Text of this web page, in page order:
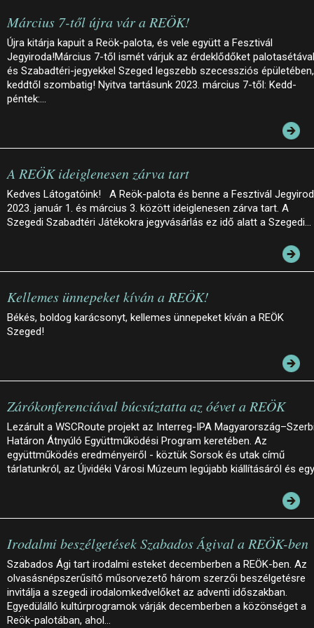
Március 7-től újra vár a REÖK!
Újra kitárja kapuit a Reök-palota, és vele együtt a Fesztivál
Jegyiroda!Március 7-től ismét várjuk az érdeklődőket palotasétával
és Szabadtéri-jegyekkel Szeged legszebb szecessziós épületében,
keddtől szombatig! Nyitva tartásunk 2023. március 7-től: Kedd-
péntek:…
A REÖK ideiglenesen zárva tart
Kedves Látogatóink! A Reök-palota és benne a Fesztivál
2023. január 1. és március 3. között ideiglenesen zárva tart. A
Szegedi Szabadtéri Játékokra jegyvásárlás ez idő alatt a Szegedi…
Kellemes ünnepeket kíván a REÖK!
Békés, boldog karácsonyt, kellemes ünnepeket kíván a REÖK
Szeged!
Zárókonferenciával búcsúztatta az óévet a REÖK
Lezárult a WSCRoute projekt az Interreg-IPA
Határon Átnyúló Együttműködési Program keretében. Az
együttműködés eredményeiről - köztük Sorsok és utak című
tárlatunkról, az Újvidéki Városi Múzeum legújabb kiállításáról és
Irodalmi beszélgetések Szabados Ágival a REÖK-ben
Szabados Ági tart irodalmi esteket decemberben a REÖK-ben. Az
olvasásnépszerűsítő műsorvezető három szerzői beszélgetésre
invitálja a szegedi irodalomkedvelőket az adventi időszakban.
Egyedülálló kultúrprogramok várják decemberben a közönséget a
Reök-palotában, ahol…